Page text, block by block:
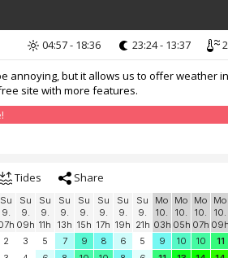
annoying, but it allows us to offer
site with more features.
04:57 - 18:36 23:24 - 13:37
Tides Share
Su
9.
Su
9.
09h
Su
9.
11h
Su
9.
13h
Su
9.
15h
Su
9.
17h
Su
9.
19h
Su
9.
21h
Mo
10.
03h
Mo
10.
05h
Mo
10.
07h
Mo
10.
2 3 5 7 9 8 6 5 9 10 10
11